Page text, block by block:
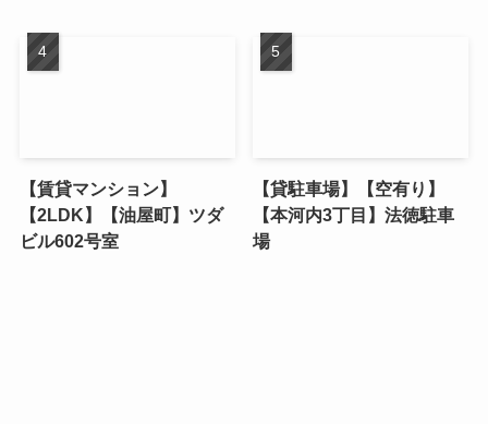
【賃貸マンション】
【2LDK】【油屋町】ツダ
ビル602号室
【貸駐車場】【空有り】
【本河内3丁目】法徳駐車
場